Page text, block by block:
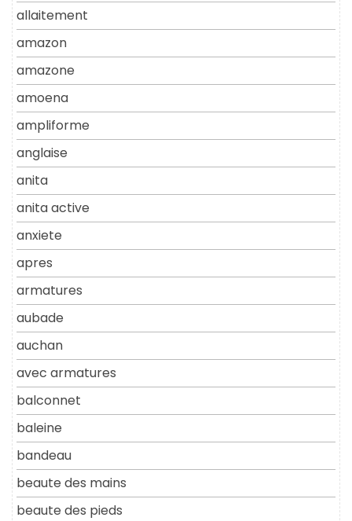
allaitement
amazon
amazone
amoena
ampliforme
anglaise
anita
anita active
anxiete
apres
armatures
aubade
auchan
avec armatures
balconnet
baleine
bandeau
beaute des mains
beaute des pieds